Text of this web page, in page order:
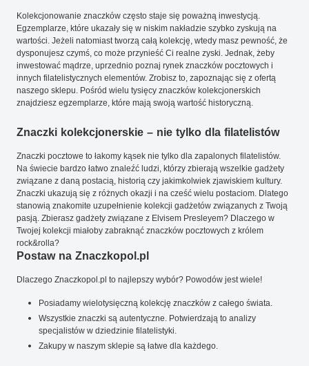
Kolekcjonowanie znaczków często staje się poważną inwestycją.
Egzemplarze, które ukazały się w niskim nakładzie szybko zyskują na
wartości. Jeżeli natomiast tworzą całą kolekcję, wtedy masz pewność, że
dysponujesz czymś, co może przynieść Ci realne zyski. Jednak, żeby
inwestować mądrze, uprzednio poznaj rynek znaczków pocztowych i
innych filatelistycznych elementów. Zrobisz to, zapoznając się z ofertą
naszego sklepu. Pośród wielu tysięcy znaczków kolekcjonerskich
znajdziesz egzemplarze, które mają swoją wartość historyczną.
Znaczki kolekcjonerskie – nie tylko dla filatelistów
Znaczki pocztowe to łakomy kąsek nie tylko dla zapalonych filatelistów.
Na świecie bardzo łatwo znaleźć ludzi, którzy zbierają wszelkie gadżety
związane z daną postacią, historią czy jakimkolwiek zjawiskiem kultury.
Znaczki ukazują się z różnych okazji i na cześć wielu postaciom. Dlatego
stanowią znakomite uzupełnienie kolekcji gadżetów związanych z Twoją
pasją. Zbierasz gadżety związane z Elvisem Presleyem? Dlaczego w
Twojej kolekcji miałoby zabraknąć znaczków pocztowych z królem
rock&rolla?
Postaw na Znaczkopol.pl
Dlaczego Znaczkopol.pl to najlepszy wybór? Powodów jest wiele!
Posiadamy wielotysięczną kolekcję znaczków z całego świata.
Wszystkie znaczki są autentyczne. Potwierdzają to analizy
specjalistów w dziedzinie filatelistyki.
Zakupy w naszym sklepie są łatwe dla każdego.